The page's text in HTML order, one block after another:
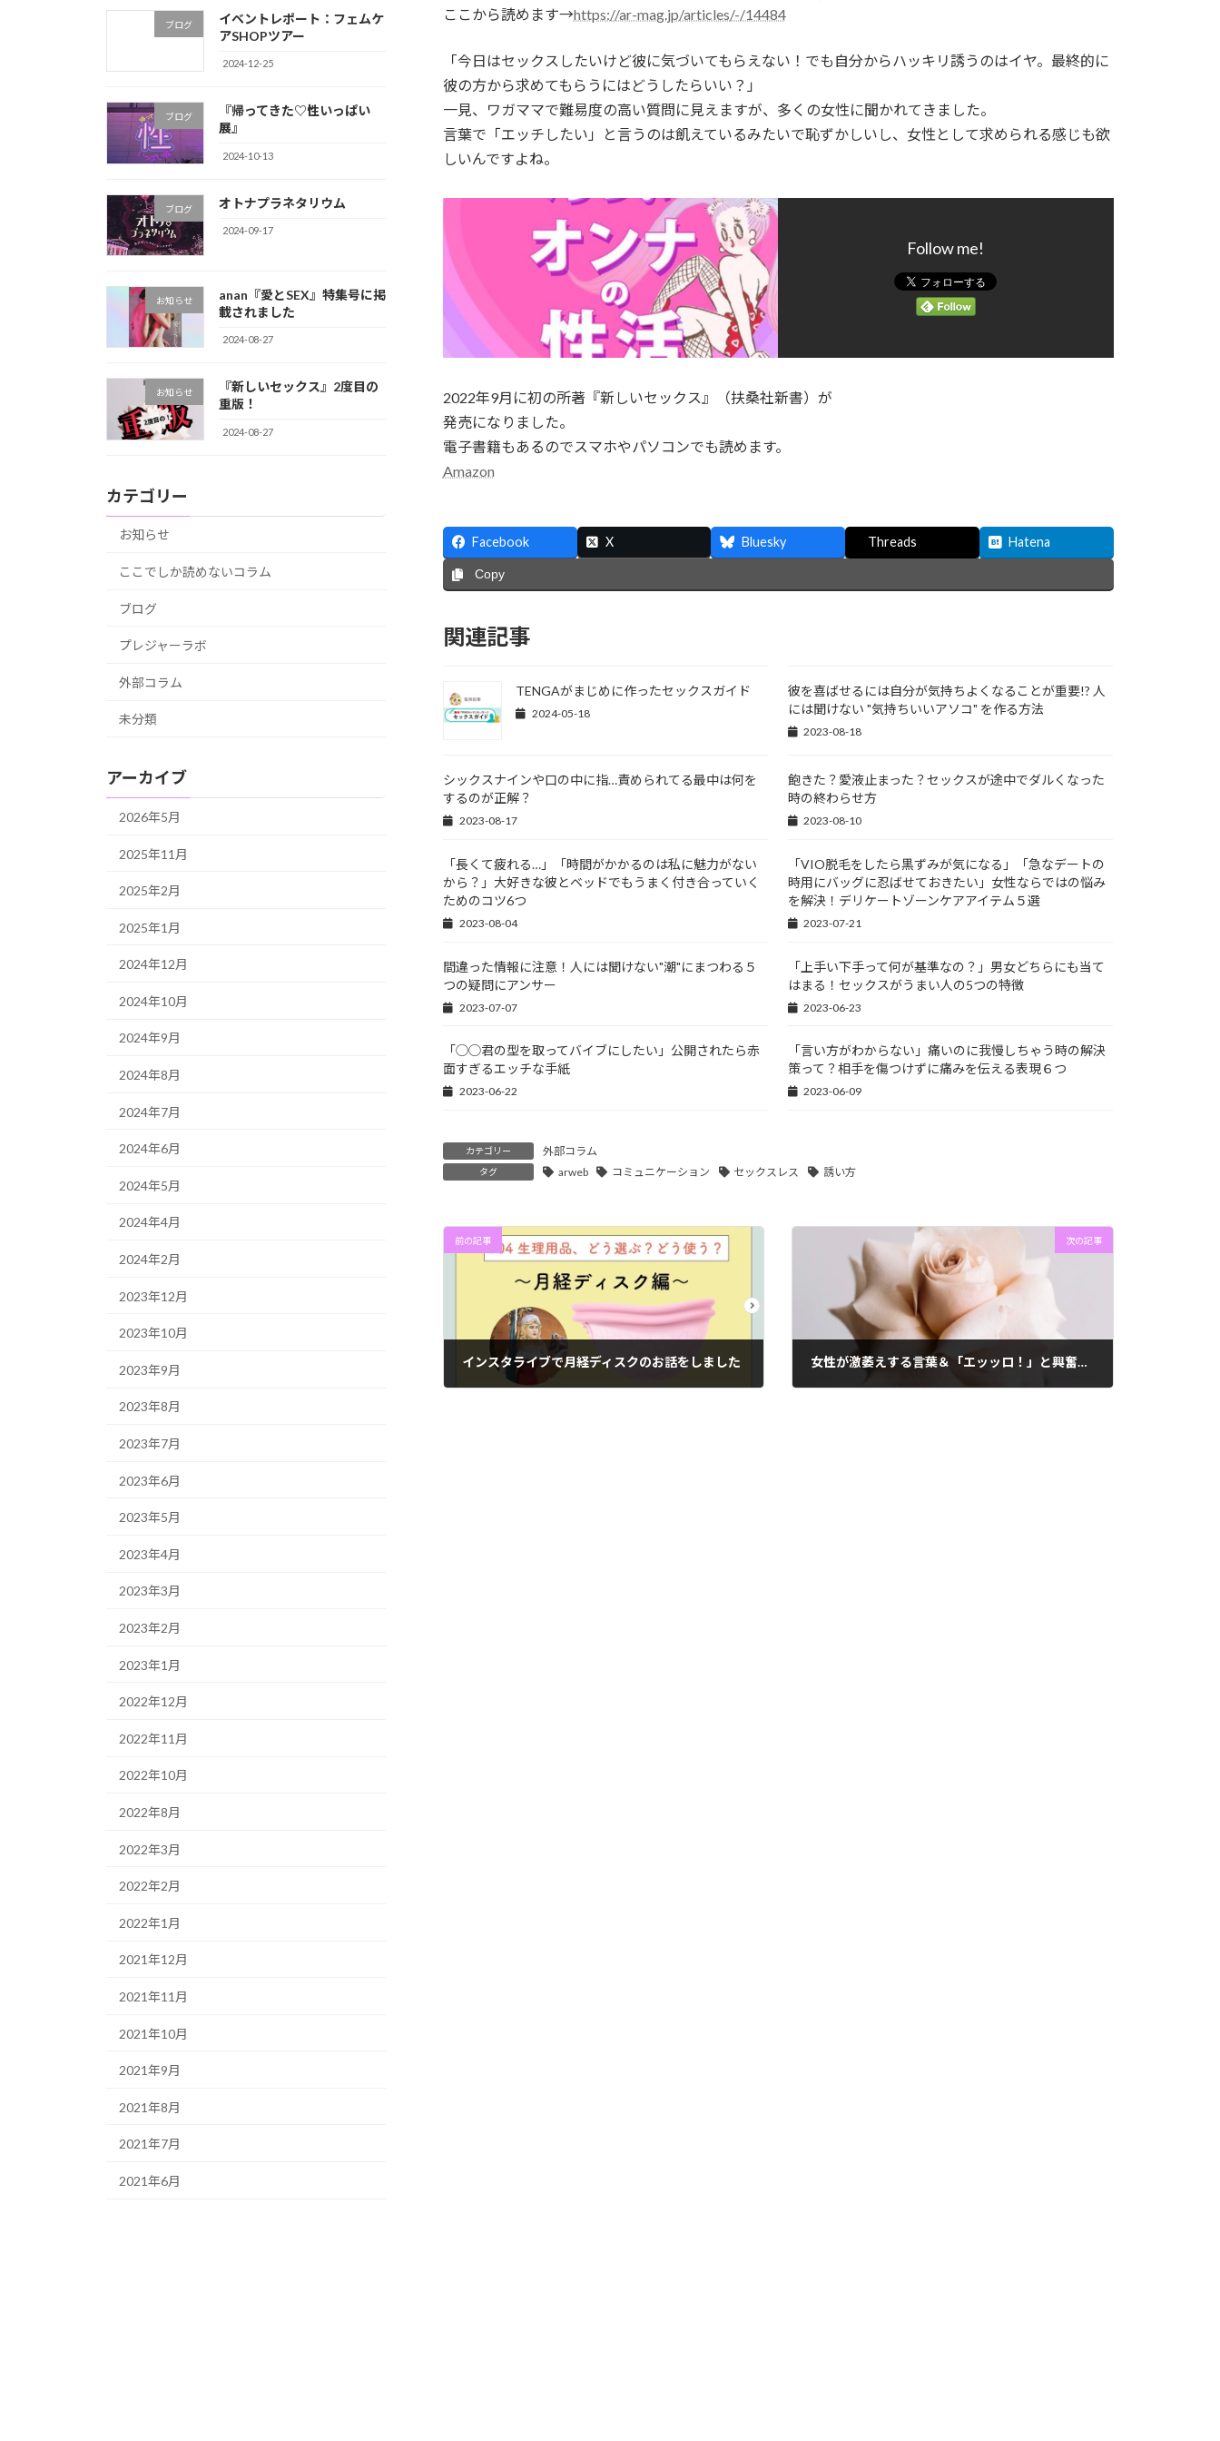
ここから読めます→https://ar-mag.jp/articles/-/14484
「今日はセックスしたいけど彼に気づいてもらえない！でも自分からハッキリ誘うのはイヤ。最終的に
彼の方から求めてもらうにはどうしたらいい？」
一見、ワガママで難易度の高い質問に見えますが、多くの女性に聞かれてきました。
言葉で「エッチしたい」と言うのは飢えているみたいで恥ずかしいし、女性として求められる感じも欲
しいんですよね。
Follow me!
2022年9月に初の所著『新しいセックス』（扶桑社新書）が
発売になりました。
電子書籍もあるのでスマホやパソコンでも読めます。
Amazon
Facebook X Bluesky Threads Hatena
Copy
関連記事
TENGAがまじめに作ったセックスガイド
2024-05-18
彼を喜ばせるには自分が気持ちよくなることが重要!? 人
には聞けない "気持ちいいアソコ" を作る方法
2023-08-18
シックスナインや口の中に指…責められてる最中は何を
するのが正解？
2023-08-17
飽きた？愛液止まった？セックスが途中でダルくなった
時の終わらせ方
2023-08-10
「長くて疲れる…」「時間がかかるのは私に魅力がない
から？」大好きな彼とベッドでもうまく付き合っていく
ためのコツ6つ
2023-08-04
「VIO脱毛をしたら黒ずみが気になる」「急なデートの
時用にバッグに忍ばせておきたい」女性ならではの悩み
を解決！デリケートゾーンケアアイテム５選
2023-07-21
間違った情報に注意！人には聞けない"潮"にまつわる５
つの疑問にアンサー
2023-07-07
「上手い下手って何が基準なの？」男女どちらにも当て
はまる！セックスがうまい人の5つの特徴
2023-06-23
「◯◯君の型を取ってバイブにしたい」公開されたら赤
面すぎるエッチな手紙
2023-06-22
「言い方がわからない」痛いのに我慢しちゃう時の解決
策って？相手を傷つけずに痛みを伝える表現６つ
2023-06-09
カテゴリー 外部コラム
タグ arweb コミュニケーション セックスレス 誘い方
前の記事
インスタライブで月経ディスクのお話をしました
次の記事
女性が激萎えする言葉＆「エッッロ！」と興奮する言葉を解説！
ブログ
イベントレポート：フェムケ
アSHOPツアー
2024-12-25
ブログ
『帰ってきた♡性いっぱい
展』
2024-10-13
ブログ オトナプラネタリウム
2024-09-17
お知らせ
anan『愛とSEX』特集号に掲
載されました
2024-08-27
お知らせ
『新しいセックス』2度目の
重版！
2024-08-27
カテゴリー
お知らせ
ここでしか読めないコラム
ブログ
プレジャーラボ
外部コラム
未分類
アーカイブ
2026年5月
2025年11月
2025年2月
2025年1月
2024年12月
2024年10月
2024年9月
2024年8月
2024年7月
2024年6月
2024年5月
2024年4月
2024年2月
2023年12月
2023年10月
2023年9月
2023年8月
2023年7月
2023年6月
2023年5月
2023年4月
2023年3月
2023年2月
2023年1月
2022年12月
2022年11月
2022年10月
2022年8月
2022年3月
2022年2月
2022年1月
2021年12月
2021年11月
2021年10月
2021年9月
2021年8月
2021年7月
2021年6月